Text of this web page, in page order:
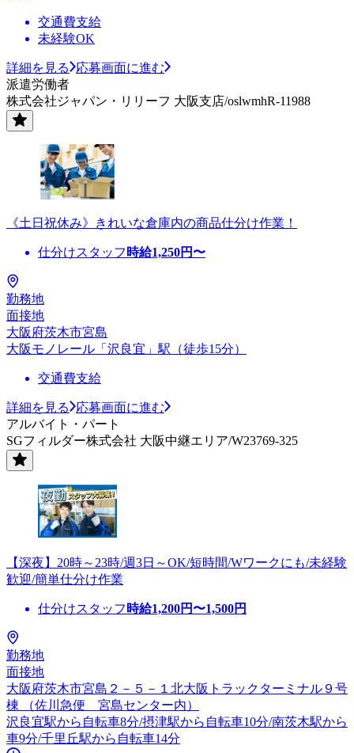
交通費支給
未経験OK
詳細を見る
応募画面に進む
派遣労働者
株式会社ジャパン・リリーフ 大阪支店/oslwmhR-11988
《土日祝休み》きれいな倉庫内の商品仕分け作業！
仕分けスタッフ 時給1,250円〜
勤務地
面接地
大阪府茨木市宮島
大阪モノレール「沢良宜」駅（徒歩15分）
交通費支給
詳細を見る
応募画面に進む
アルバイト・パート
SGフィルダー株式会社 大阪中継エリア/W23769-325
【深夜】20時～23時/週3日～OK/短時間/Wワークにも/未経験
歓迎/簡単仕分け作業
仕分けスタッフ 時給1,200円〜1,500円
勤務地
面接地
大阪府茨木市宮島２－５－１北大阪トラックターミナル９号
棟 （佐川急便 宮島センター内）
沢良宜駅から自転車8分/摂津駅から自転車10分/南茨木駅から
車9分/千里丘駅から自転車14分